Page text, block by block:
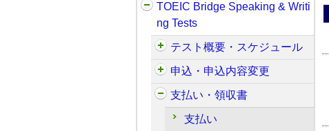
TOEIC Bridge Speaking & Writi
ng Tests
テスト概要・スケジュール
申込・申込内容変更
支払い・領収書
支払い